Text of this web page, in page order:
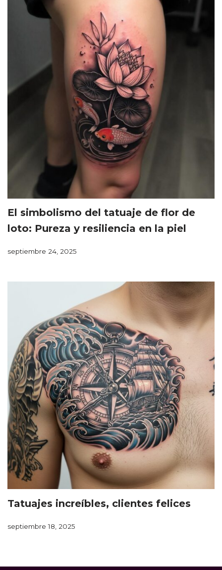
El simbolismo del tatuaje de flor de
loto: Pureza y resiliencia en la piel
septiembre 24, 2025
Tatuajes increíbles, clientes felices
septiembre 18, 2025